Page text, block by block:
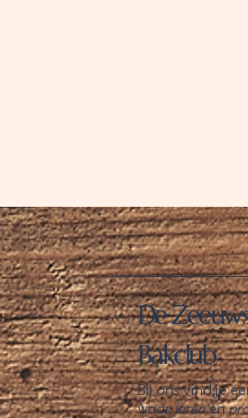
De
Bakclub
Bij ons vind je
waarlerenen